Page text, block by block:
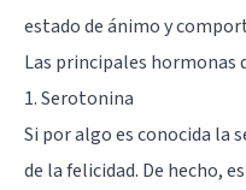
estado de ánimo y
Las principales hormonas
1. Serotonina
Si por algo es conocida la
de la felicidad. De hecho,